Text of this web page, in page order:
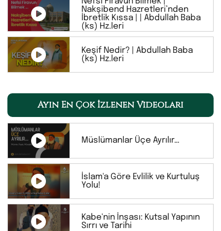
Nakşibend Hazretleri’nden
İbretlik Kıssa | | Abdullah Baba
(ks) Hz.leri
Keşif Nedir? | Abdullah Baba
(ks) Hz.leri
Ayın En Çok İzlenen Videoları
Müslümanlar Üçe Ayrılır…
İslam'a Göre Evlilik ve Kurtuluş
Yolu!
Kabe'nin İnşası: Kutsal Yapının
Sırrı ve Tarihi